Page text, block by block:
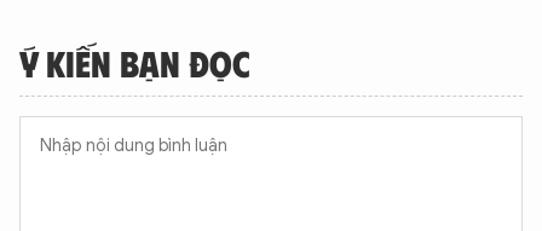
Ý KIẾN BẠN ĐỌC